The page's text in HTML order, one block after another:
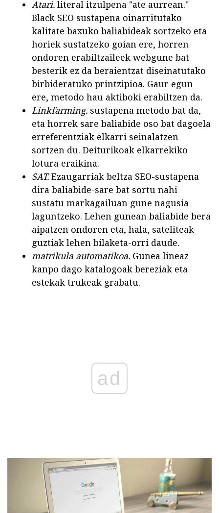
Atari. literal itzulpena "ate aurrean."
Black SEO sustapena oinarritutako
kalitate baxuko baliabideak sortzeko eta
horiek sustatzeko goian ere, horren
ondoren erabiltzaileek webgune bat
besterik ez da beraientzat diseinatutako
birbideratuko printzipioa. Gaur egun
ere, metodo hau aktiboki erabiltzen da.
Linkfarming. sustapena metodo bat da,
eta horrek sare baliabide oso bat dagoela
erreferentziak elkarri seinalatzen
sortzen du. Deiturikoak elkarrekiko
lotura eraikina.
SAT.Ezaugarriak beltza SEO-sustapena
dira baliabide-sare bat sortu nahi
sustatu markagailuan gune nagusia
laguntzeko. Lehen gunean baliabide bera
aipatzen ondoren eta, hala, sateliteak
guztiak lehen bilaketa-orri daude.
matrikula automatikoa. Gunea lineaz
kanpo dago katalogoak bereziak eta
estekak trukeak grabatu.
ad